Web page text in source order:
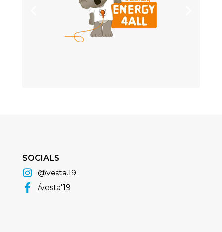
SOCIALS
@vesta.19
/vesta'19